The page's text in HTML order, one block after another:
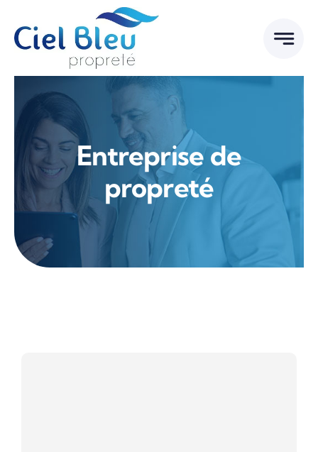
contenu
Entreprise de
propreté